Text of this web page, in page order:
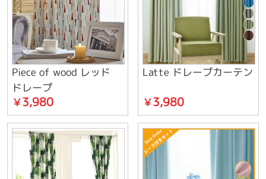
Piece of wood レッド
ドレープ
￥3,980
Latte ドレープカーテン
￥3,980